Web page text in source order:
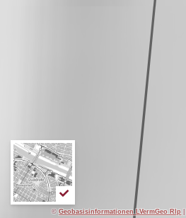
©Geobasisinformationen LVermGeo Rlp